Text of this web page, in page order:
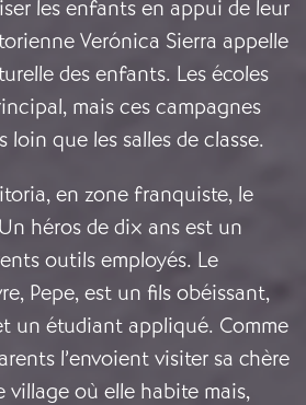
les enfants en appui de leur
Verónica Sierra appelle
des enfants. Les écoles
mais ces campagnes
que les salles de classe.
en zone franquiste, le
héros de dix ans est un
outils employés. Le
Pepe, est un fils obéissant,
un étudiant appliqué. Comme
l’envoient visiter sa chère
village où elle habite mais,